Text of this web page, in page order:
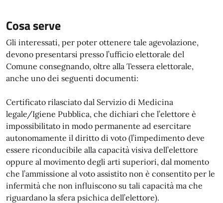
Cosa serve
Gli interessati, per poter ottenere tale agevolazione,
devono presentarsi presso l’ufficio elettorale del
Comune consegnando, oltre alla Tessera elettorale,
anche uno dei seguenti documenti:
Certificato rilasciato dal Servizio di Medicina
legale/Igiene Pubblica, che dichiari che l’elettore è
impossibilitato in modo permanente ad esercitare
autonomamente il diritto di voto (l’impedimento deve
essere riconducibile alla capacità visiva dell’elettore
oppure al movimento degli arti superiori, dal momento
che l’ammissione al voto assistito non è consentito per le
infermità che non influiscono su tali capacità ma che
riguardano la sfera psichica dell’elettore).